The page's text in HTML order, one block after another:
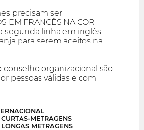
precisam ser
EM FRANCÊS NA COR
segunda linha em inglês
para serem aceitos na
conselho organizacional são
pessoas válidas e com
METRAGENS
METRAGENS